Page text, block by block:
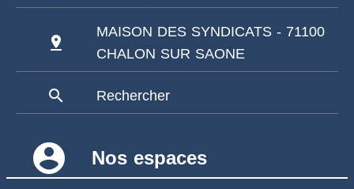
pin_drop
MAISON DES SYNDICATS - 71100
CHALON SUR SAONE
search Rechercher
account_circle Nos espaces